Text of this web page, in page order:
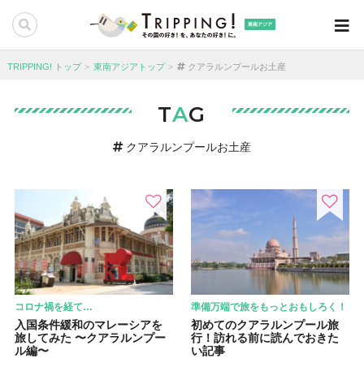
東南アジア
TRIPPING! トップ 東南アジアトップ クアラルンプールお土産
TAG
クアラルンプールお土産
コロナ禍を経て…
入国条件緩和のマレーシアを
旅してみた 〜クアラルンプー
ル編〜
準備万端で旅をもっとおもしろく！
初めてのクアラルンプール旅
行！訪れる前に読んでおきた
い記事